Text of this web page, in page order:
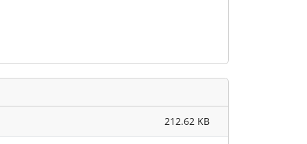
212.62 KB